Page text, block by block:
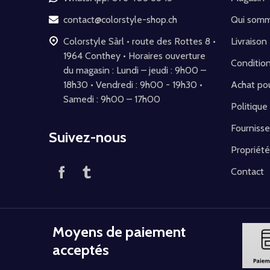
contact@colorstyle-shop.ch
Colorstyle Sàrl • route des Rottes 8 •
1964 Conthey • Horaires ouverture
du magasin : Lundi – jeudi : 9h00 –
18h30 • Vendredi : 9h00 - 19h30 •
Samedi : 9h00 – 17h00
Suivez-nous
Qui
Achat
Contact
Moyens de paiement
acceptés